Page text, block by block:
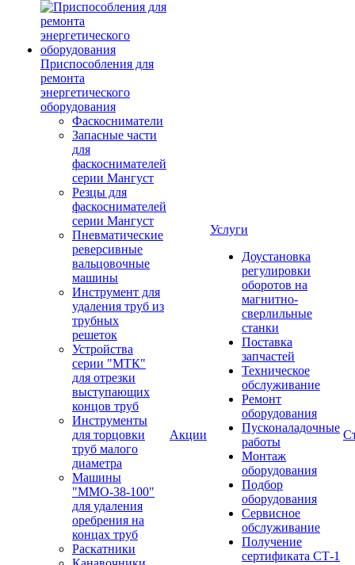
Приспособления для
ремонта
энергетического
оборудования
Фаскосниматели
Запасные части
для
фаскоснимателей
серии Мангуст
Резцы для
фаскоснимателей
серии Мангуст
Пневматические
реверсивные
вальцовочные
машины
Инструмент для
удаления труб из
трубных
решеток
Устройства
серии "МТК"
для отрезки
выступающих
концов труб
Инструменты
для торцовки
труб малого
диаметра
Машины
"ММО-38-100"
для удаления
оребрения на
концах труб
Раскатники
Акции
Услуги
Доустановка
регулировки
оборотов на
магнитно-
сверлильные
станки
Поставка
запчастей
Техническое
обслуживание
Ремонт
оборудования
Пусконаладочные
работы
Монтаж
оборудования
Подбор
оборудования
Сервисное
обслуживание
Получение
сертификата СТ-1